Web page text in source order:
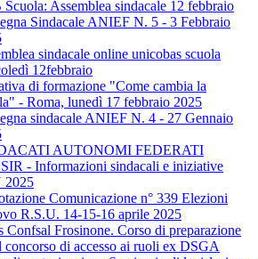
Assemblea sindacale 12 febbraio
Sindacale ANIEF N. 5 - 3 Febbraio
sindacale online unicobas scuola
12febbraio
di formazione "Come cambia la
- Roma, lunedì 17 febbraio 2025
sindacale ANIEF N. 4 - 27 Gennaio
AUTONOMI FEDERATI
- Informazioni sindacali e iniziative
2025
Comunicazione n° 339 Elezioni
R.S.U. 14-15-16 aprile 2025
Confsal Frosinone. Corso di preparazione
concorso di accesso ai ruoli ex DSGA